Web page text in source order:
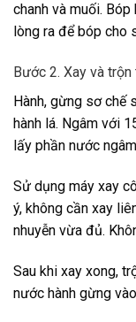
chanh và muối.
lòng ra để bóp cho
Bước 2. Xay và trộn
Hành, gừng sơ chế
hành lá. Ngâm với
lấy phần nước
Sử dụng máy xay
ý, không cần xay
nhuyễn vừa đủ.
Sau khi xay xong,
nước hành gừng